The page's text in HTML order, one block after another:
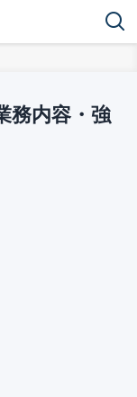
務内容・強